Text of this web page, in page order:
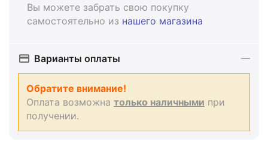
Вы можете забрать свою покупку
самостоятельно из нашего магазина
Варианты оплаты
Обратите внимание!
Оплата возможна только наличными при
получении.